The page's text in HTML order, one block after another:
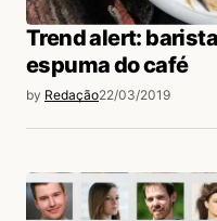
Trend alert:
espuma do café
by Redação22/03/2019